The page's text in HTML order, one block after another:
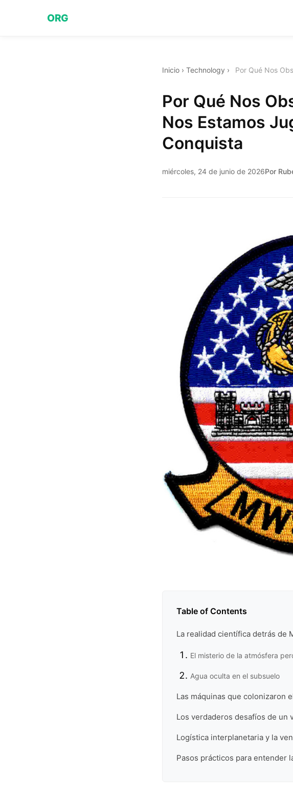
ORG
Inicio › Technology › Por Qué Nos
Por Qué Nos
Nos Estamos
Conquista
miércoles, 24 de junio de 2026Por
Table of Contents
La realidad científica detrás de
El misterio de la atmósfera
Agua oculta en el subsuelo
Las máquinas que colonizaron
Los verdaderos desafíos de un
Logística interplanetaria y la
Pasos prácticos para entender